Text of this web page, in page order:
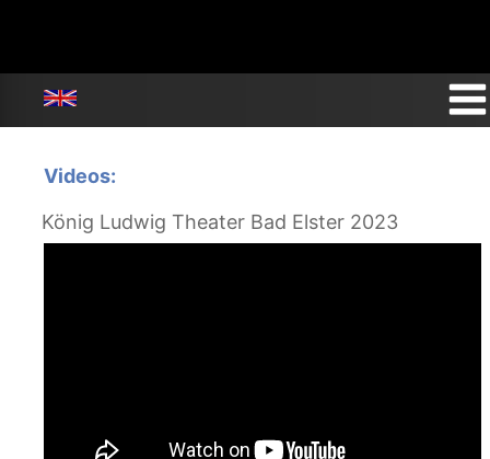
König Ludwig Theater Bad Elster 2023
Videos: